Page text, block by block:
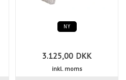
NY
3.125,00 DKK
inkl. moms